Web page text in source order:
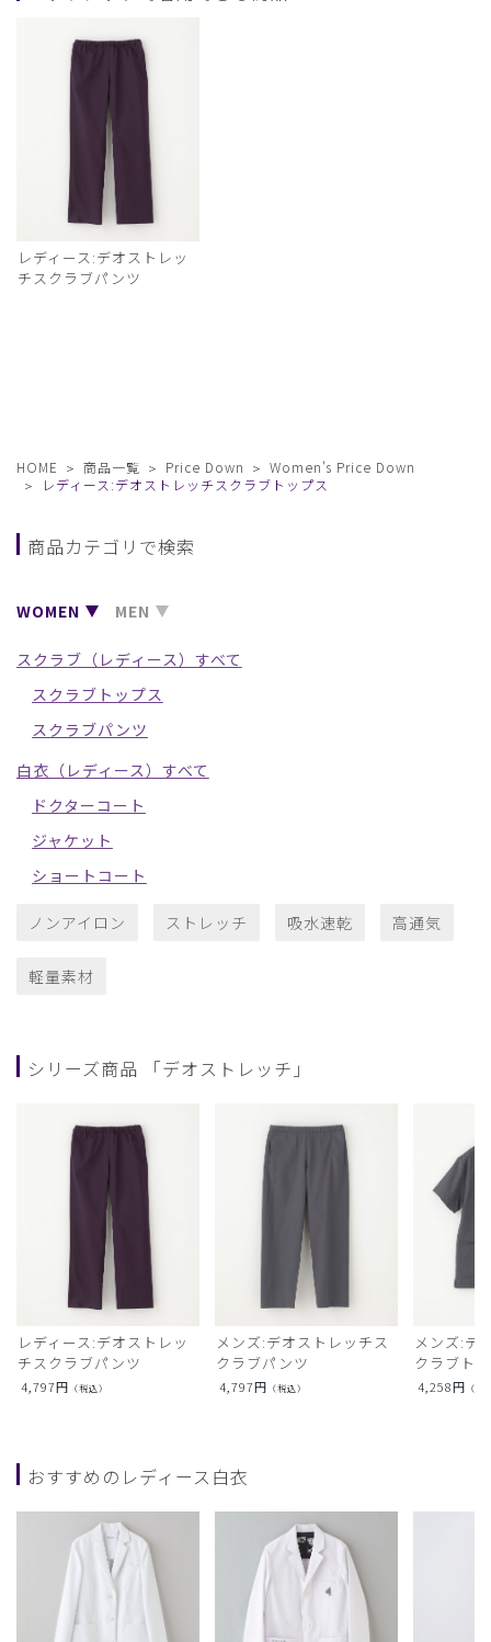
レディース:デオストレッ
チスクラブパンツ
HOME 商品一覧 Price Down
Women's Price Down
レディース:デオストレッチスクラブトップス
商品カテゴリで検索
WOMEN MEN
スクラブ（レディース）すべて
スクラブトップス
スクラブパンツ
白衣（レディース）すべて
ドクターコート
ジャケット
ショートコート
ノンアイロン ストレッチ 吸水速乾 高通気
軽量素材
シリーズ商品 「デオストレッチ」
レディース:デオストレッ
チスクラブパンツ
4,797円 （税込）
メンズ:デオストレッチス
クラブパンツ
4,797円 （税込）
メンズ:デ
クラブト
4,258円 （税
おすすめのレディース白衣